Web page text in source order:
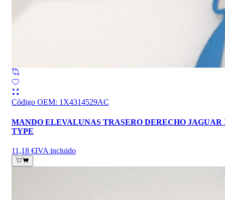
Código OEM: 1X4314529AC
MANDO ELEVALUNAS TRASERO DERECHO JAGUAR
TYPE
11,18 €IVA incluido